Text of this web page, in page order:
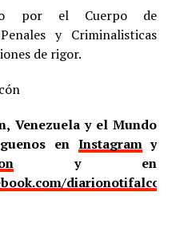
por el Cuerpo de
y Criminalisticas
de rigor.
Venezuela y el Mundo
en Instagramy
y en